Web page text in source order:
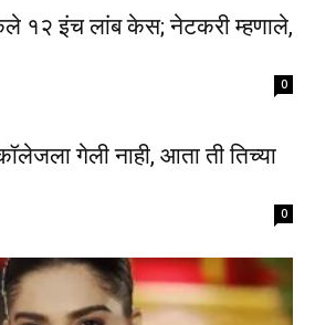
१२ इंच लांब केस; नेटकरी म्हणाले,
0
गेली नाही, आता ती तिच्या
0